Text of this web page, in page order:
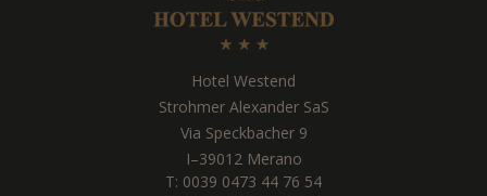
Hotel Westend
Strohmer Alexander SaS
Via Speckbacher 9
I–39012 Merano
T: 0039 0473 44 76 54